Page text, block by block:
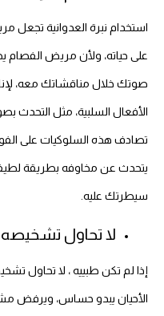
استخدام نبرة العدوانية تجعل
على حياته، ولأن مريض
صوتك خلال مناقشاتك معه،
الأفعال السلبية، مثل التحدث
تصادف هذه السلوكيات على
يتحدث عن مخاوفه بطريقة
سيطرتك عليه.
لا تحاول تشخيصه
إذا لم تكن طبييه ، لا تحاول
الأحيان يبدو حساس، ويرفض